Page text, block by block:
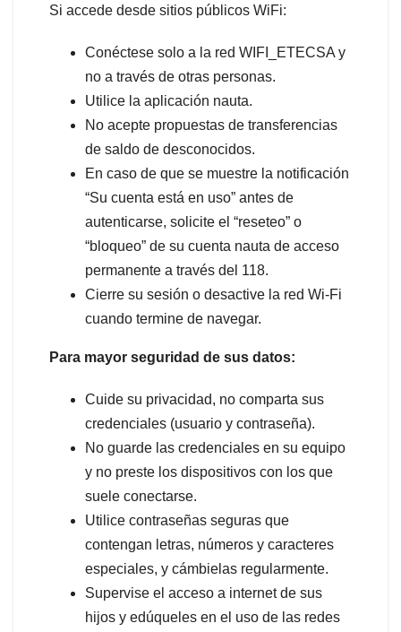
Si accede desde sitios públicos WiFi:
Conéctese solo a la red WIFI_ETECSA y
no a través de otras personas.
Utilice la aplicación nauta.
No acepte propuestas de transferencias
de saldo de desconocidos.
En caso de que se muestre la notificación
“Su cuenta está en uso” antes de
autenticarse, solicite el “reseteo” o
“bloqueo” de su cuenta nauta de acceso
permanente a través del 118.
Cierre su sesión o desactive la red Wi-Fi
cuando termine de navegar.
Para mayor seguridad de sus datos:
Cuide su privacidad, no comparta sus
credenciales (usuario y contraseña).
No guarde las credenciales en su equipo
y no preste los dispositivos con los que
suele conectarse.
Utilice contraseñas seguras que
contengan letras, números y caracteres
especiales, y cámbielas regularmente.
Supervise el acceso a internet de sus
hijos y edúqueles en el uso de las redes